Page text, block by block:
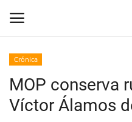
Inicio
Crónica
Crónica
MOP conserva
Víctor Álamos